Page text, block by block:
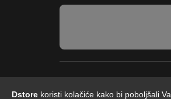
Dstore koristi kolačiće kako bi poboljšali